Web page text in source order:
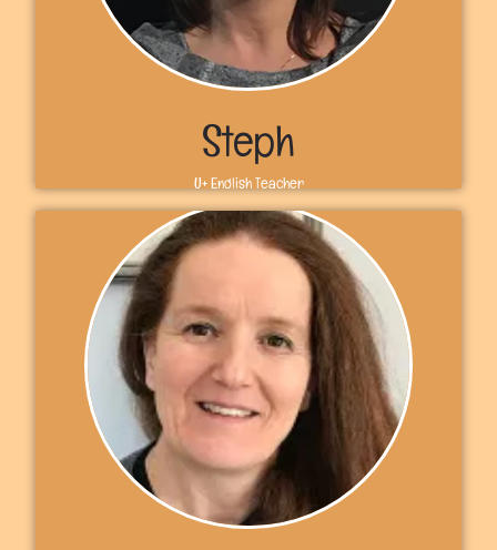
Nos vemos en U+, Megan
Más información
Steph
U+ English Teacher
Sobre mí
¡Hola! Bienvenidos a U+. Soy la profesora Steph y soy de
Sarnia, Canadá. He estado enseñando inglés durante
más de 20 años y espero que puedas unirte a nosotros y
practicar inglés. Nos vemos en U+, Steph
Más información